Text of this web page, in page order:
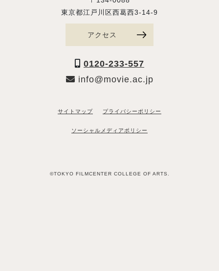
東京都江戸川区西葛西3-14-9
アクセス
0120-233-557
info@movie.ac.jp
サイトマップ プライバシーポリシー
ソーシャルメディアポリシー
©TOKYO FILMCENTER COLLEGE OF ARTS.